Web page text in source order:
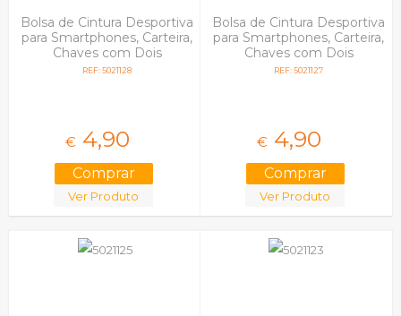
Bolsa de Cintura Desportiva
para Smartphones, Carteira,
Chaves com Dois
Separadores Verde
REF: 5021128
€ 4,90
Ver Produto
Bolsa de Cintura Desportiva
para Smartphones, Carteira,
Chaves com Dois
Separadores Preto
REF: 5021127
€ 4,90
Ver Produto